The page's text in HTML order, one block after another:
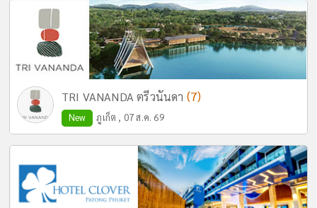
TRI VANANDA ตรีวนันดา (7)
New ภูเก็ต , 07 ส.ค. 69